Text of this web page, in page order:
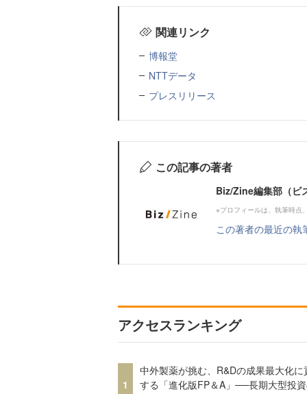
関連リンク
博報堂
NTTデータ
プレスリリース
この記事の著者
Biz/Zine編集部（ビ
※プロフィールは、執筆時点
この著者の最近の執
アクセスランキング
1
中外製薬が挑む、R&Dの成果最大化に
する「進化版FP＆A」──長期大型投